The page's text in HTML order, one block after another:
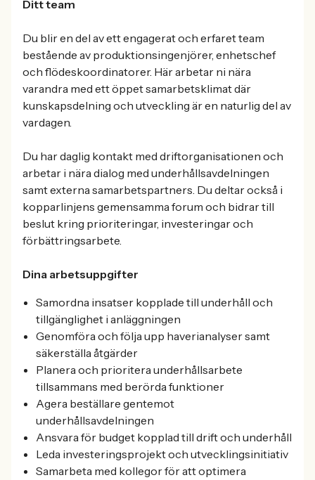
Ditt team
Du blir en del av ett engagerat och erfaret team
bestående av produktionsingenjörer, enhetschef
och flödeskoordinatorer. Här arbetar ni nära
varandra med ett öppet samarbetsklimat där
kunskapsdelning och utveckling är en naturlig del av
vardagen.
Du har daglig kontakt med driftorganisationen och
arbetar i nära dialog med underhållsavdelningen
samt externa samarbetspartners. Du deltar också i
kopparlinjens gemensamma forum och bidrar till
beslut kring prioriteringar, investeringar och
förbättringsarbete.
Dina arbetsuppgifter
Samordna insatser kopplade till underhåll och
tillgänglighet i anläggningen
Genomföra och följa upp haverianalyser samt
säkerställa åtgärder
Planera och prioritera underhållsarbete
tillsammans med berörda funktioner
Agera beställare gentemot
underhållsavdelningen
Ansvara för budget kopplad till drift och underhåll
Leda investeringsprojekt och utvecklingsinitiativ
Samarbeta med kollegor för att optimera